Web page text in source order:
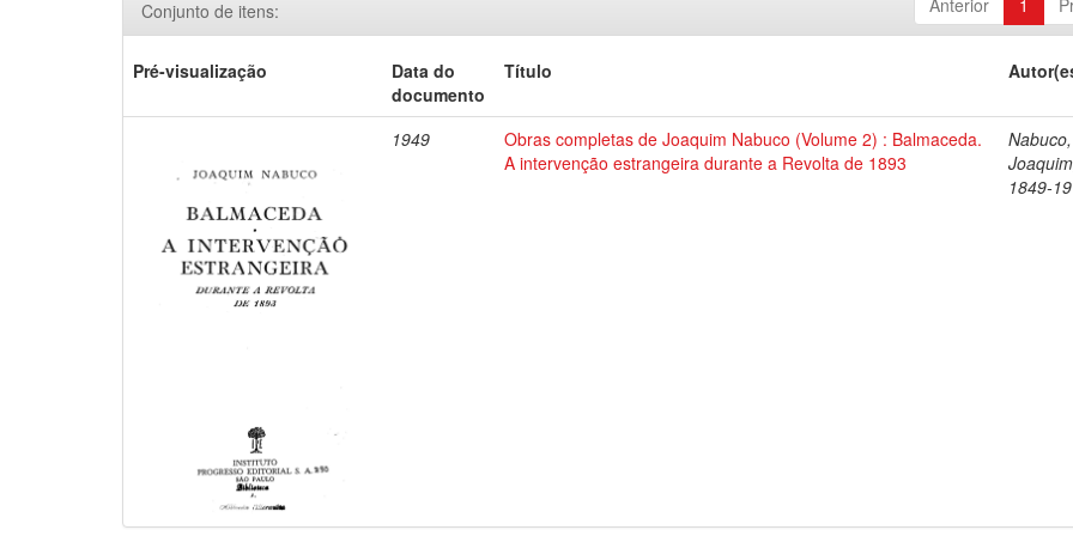
Anterior 1
Conjunto de itens:
Pré-visualização
Data do
documento
Título
1949
Obras completas de Joaquim Nabuco (Volume 2) : Balmaceda.
A intervenção estrangeira durante a Revolta de 1893
Nabuco,
1849-